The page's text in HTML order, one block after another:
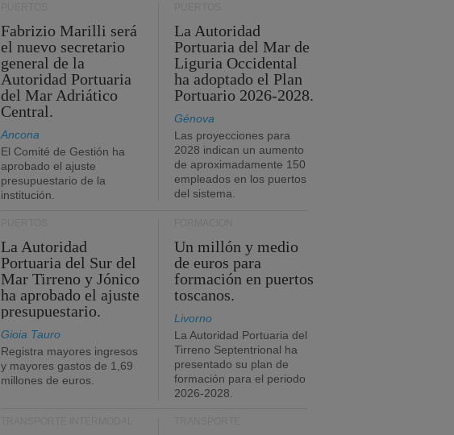
Fabrizio Marilli será
el nuevo secretario
general de la
Autoridad Portuaria
del Mar Adriático
Central.
Ancona
El Comité de Gestión ha
aprobado el ajuste
presupuestario de la
institución.
La Autoridad
Portuaria del Mar de
Liguria Occidental
ha adoptado el Plan
Portuario 2026-2028.
Génova
Las proyecciones para
2028 indican un aumento
de aproximadamente 150
empleados en los puertos
del sistema.
La Autoridad
Portuaria del Sur del
Mar Tirreno y Jónico
ha aprobado el ajuste
presupuestario.
Gioia Tauro
Registra mayores ingresos
y mayores gastos de 1,69
millones de euros.
Un millón y medio
de euros para
formación en puertos
toscanos.
Livorno
La Autoridad Portuaria del
Tirreno Septentrional ha
presentado su plan de
formación para el periodo
2026-2028.